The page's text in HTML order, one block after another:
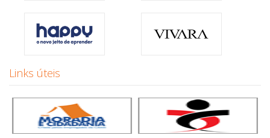
Links úteis